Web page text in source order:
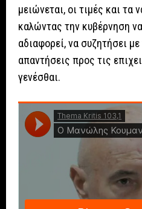
μειώνεται, οι τιμές και τα
καλώντας την κυβέρνηση
αδιαφορεί, να συζητήσει
απαντήσεις προς τις
γενέσθαι.